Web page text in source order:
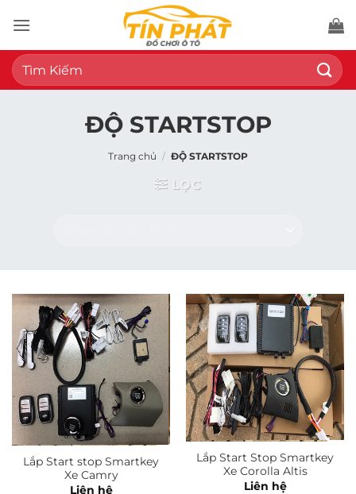
qua
nội
dung
Tìm
kiếm:
ĐỘ STARTSTOP
Trang chủ / ĐỘ STARTSTOP
LỌC
Lắp Start stop Smartkey
Xe Camry
Liên hệ
Lắp Start Stop Smartkey
Xe Corolla Altis
Liên hệ